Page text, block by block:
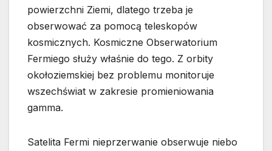
powierzchni Ziemi, dlatego trzeba je
obserwować za pomocą teleskopów
kosmicznych. Kosmiczne Obserwatorium
Fermiego służy właśnie do tego. Z orbity
okołoziemskiej bez problemu monitoruje
wszechświat w zakresie promieniowania
gamma.
Satelita Fermi nieprzerwanie obserwuje niebo